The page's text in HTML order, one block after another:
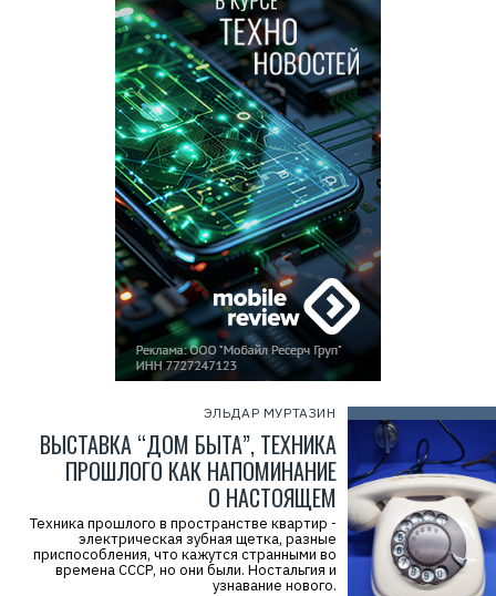
ЭЛЬДАР МУРТАЗИН
ВЫСТАВКА “ДОМ БЫТА”, ТЕХНИКА
ПРОШЛОГО КАК НАПОМИНАНИЕ
О НАСТОЯЩЕМ
Техника прошлого в пространстве квартир -
электрическая зубная щетка, разные
приспособления, что кажутся странными во
времена СССР, но они были. Ностальгия и
узнавание нового.